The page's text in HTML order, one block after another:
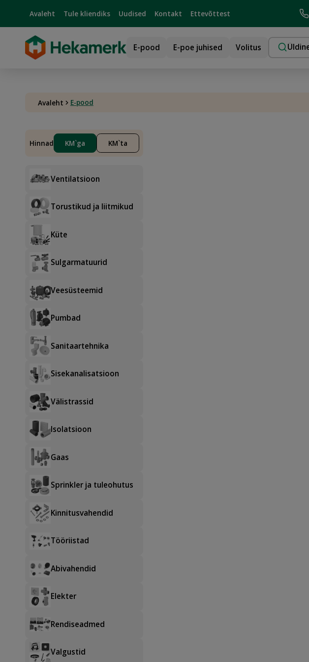
Avaleht Tule kliendiks Uudised Kontakt Ettevõttest
E-pood E-poe juhised Volitus
Avaleht E-pood
Hinnad KM`ga KM`ta
Ventilatsioon
Torustikud ja liitmikud
Küte
Sulgarmatuurid
Veesüsteemid
Pumbad
Sanitaartehnika
Sisekanalisatsioon
Välistrassid
Isolatsioon
Gaas
Sprinkler ja tuleohutus
Kinnitusvahendid
Tööriistad
Abivahendid
Elekter
Rendiseadmed
Valgustid